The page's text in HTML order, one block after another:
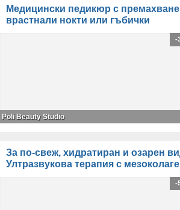
Медицински педикюр с
врастнали нокти или гъбички
-
Poli Beauty Studio
За по-свеж, хидратиран и озарен
Ултразвукова терапия с
-